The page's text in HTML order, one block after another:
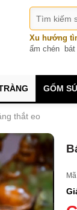
Xu hướng
ấm chén
GỐM
thắt eo